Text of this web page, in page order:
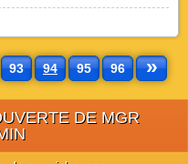
93 94 95 96 »
DE MGR